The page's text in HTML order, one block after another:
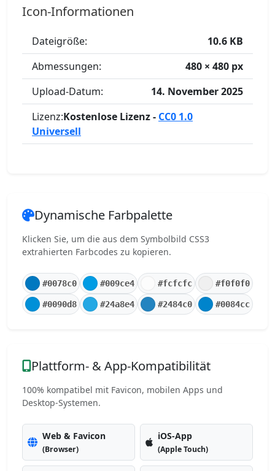
Icon-Informationen
Dateigröße:
10.6 KB
Abmessungen:
480 × 480 px
Upload-Datum:
14. November 2025
Lizenz:Kostenlose Lizenz - CC0 1.0
Universell
Dynamische Farbpalette
Klicken Sie, um die aus dem Symbolbild CSS3
extrahierten Farbcodes zu kopieren.
#0078c0 #009ce4 #fcfcfc #f0f0f0
#0090d8 #24a8e4 #2484c0 #0084cc
Plattform- & App-Kompatibilität
100% kompatibel mit Favicon, mobilen Apps und
Desktop-Systemen.
Web & Favicon
(Browser)
iOS-App
(Apple Touch)